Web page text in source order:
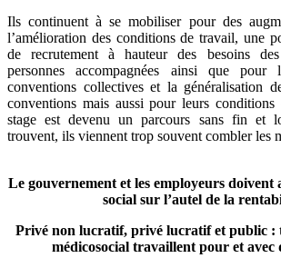
Ils continuent à se mobiliser pour des
l’amélioration des conditions de travail, une
de recrutement à hauteur des besoins
personnes accompagnées ainsi que
conventions collectives et la généralisation
conventions mais aussi pour leurs conditions
stage est devenu un parcours sans fin et
trouvent, ils viennent trop souvent combler les
Le gouvernement et les employeurs doivent
social sur l’autel de la
Privé non lucratif, privé lucratif et public :
médicosocial travaillent pour et avec